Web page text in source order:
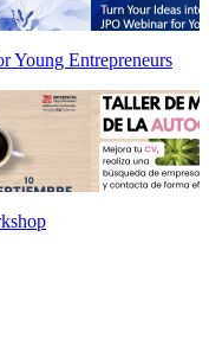
Young Entrepreneurs